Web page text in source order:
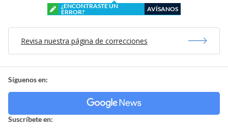
¿ENCONTRASTE UN
ERROR?
AVÍSANOS
Revisa nuestra página de correcciones
Síguenos en:
Suscríbete en: